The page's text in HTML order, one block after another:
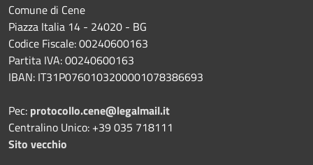
Comune di Cene
Piazza Italia 14 - 24020 - BG
Codice Fiscale: 00240600163
Partita IVA: 00240600163
IBAN: IT31P0760103200001078386693
Pec: protocollo.cene@legalmail.it
Centralino Unico: +39 035 718111
Sito vecchio